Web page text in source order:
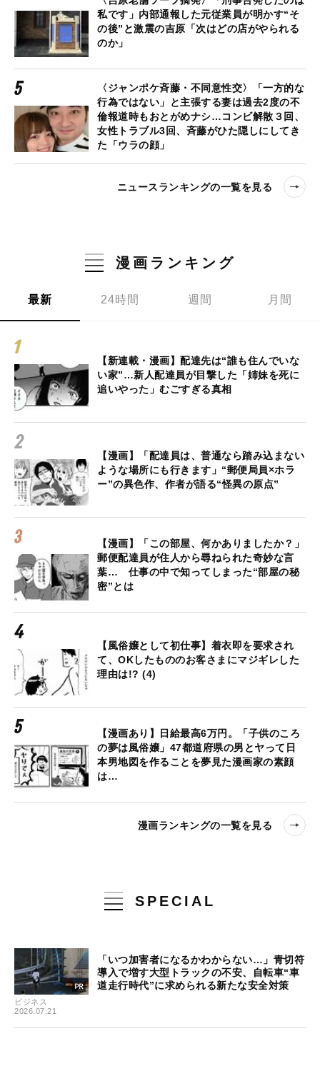
私です」内部通報した元従業員が明かす“そ
の後”と激震の吉原「次はどの店がやられる
のか」
〈ジャンポケ斉藤・不同意性交〉「一方的な
行為ではない」と主張する妻は過去2度の不
倫報道時もおとがめナシ…コンビ解散３回、
女性トラブル3回、斉藤がひた隠しにしてき
た「ウラの顔」
ニュースランキングの一覧を見る
漫画ランキング
最新 24時間 週間 月間
【新連載・漫画】配達先は“誰も住んでいな
い家”…新人配達員が目撃した「姉妹を死に
追いやった」むごすぎる真相
【漫画】「配達員は、普通なら踏み込まない
ような場所にも行きます」“郵便局員×ホラ
ー”の異色作、作者が語る“怪異の原点”
【漫画】「この部屋、何かありましたか？」
郵便配達員が住人から尋ねられた奇妙な言
葉… 仕事の中で知ってしまった“部屋の秘
密”とは
【風俗嬢として初仕事】着衣即を要求され
て、OKしたもののお客さまにマジギレした
理由は!? (4)
【漫画あり】日給最高6万円。「子供のころ
の夢は風俗嬢」47都道府県の男とヤって日
本男地図を作ることを夢見た漫画家の素顔
は…
漫画ランキングの一覧を見る
SPECIAL
ビジネス
2026.07.21
「いつ加害者になるかわからない…」青切符
導入で増す大型トラックの不安、自転車“車
道走行時代”に求められる新たな安全対策